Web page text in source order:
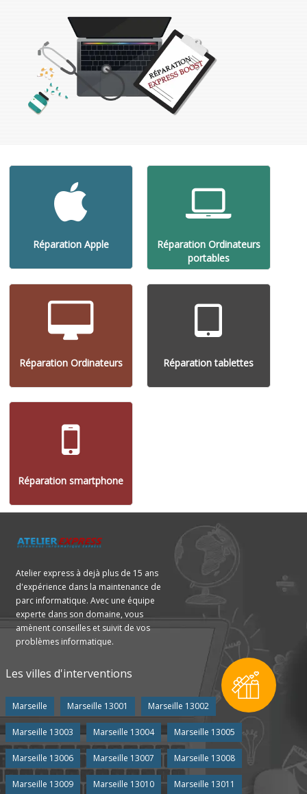
Réparation Apple
Réparation Ordinateurs
portables
Réparation Ordinateurs Réparation tablettes
Réparation smartphone
Atelier express à dejà plus de 15 ans
d'expérience dans la maintenance de
parc informatique. Avec une équipe
experte dans son domaine, vous
amènent conseilles et suivit de vos
problèmes informatique.
Les villes d'interventions
Marseille Marseille 13001 Marseille 13002
Marseille 13003 Marseille 13004 Marseille 13005
Marseille 13006 Marseille 13007 Marseille 13008
Marseille 13009 Marseille 13010 Marseille 13011